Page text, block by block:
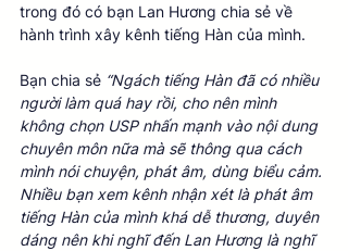
trong đó có bạn Lan Hương chia sẻ về
hành trình xây kênh tiếng Hàn của mình.
Bạn chia sẻ “Ngách tiếng Hàn đã có nhiều
người làm quá hay rồi, cho nên mình
không chọn USP nhấn mạnh vào nội dung
chuyên môn nữa mà sẽ thông qua cách
mình nói chuyện, phát âm, dùng biểu cảm.
Nhiều bạn xem kênh nhận xét là phát âm
tiếng Hàn của mình khá dễ thương, duyên
dáng nên khi nghĩ đến Lan Hương là nghĩ